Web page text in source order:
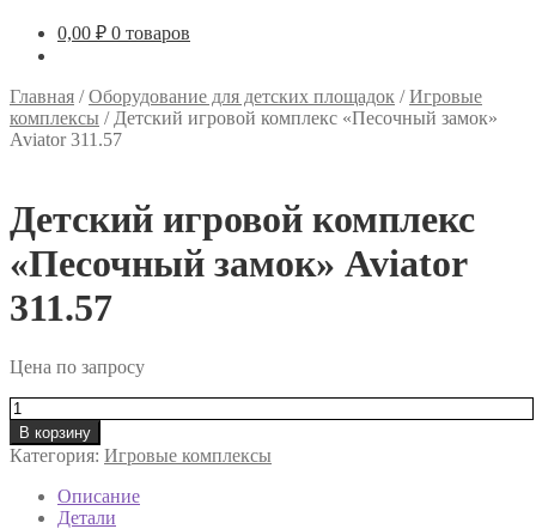
0,00 ₽ 0 товаров
Главная /Оборудование для детских площадок /Игровые
комплексы / Детский игровой комплекс «Песочный замок»
Aviator 311.57
Детский игровой комплекс
«Песочный замок» Aviator
311.57
Цена по запросу
Количество
товара
Детский
игровой
комплекс
"Песочный
В корзину
Категория: Игровые комплексы
Описание
Детали